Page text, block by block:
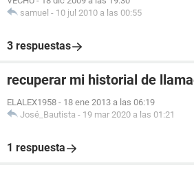
samuel - 10 jul 2010 a las 00:55
3 respuestas
recuperar mi historial de
ELALEX1958 - 18 ene 2013 a las 06:19
José_Bautista - 19 mar 2020 a las 01:21
1 respuesta